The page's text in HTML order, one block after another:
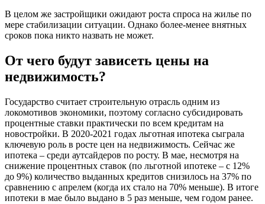
В целом же застройщики ожидают роста спроса на жилье по
мере стабилизации ситуации. Однако более-менее внятных
сроков пока никто назвать не может.
От чего будут зависеть цены на
недвижимость?
Государство считает строительную отрасль одним из
локомотивов экономики, поэтому согласно субсидировать
процентные ставки практически по всем кредитам на
новостройки. В 2020-2021 годах льготная ипотека сыграла
ключевую роль в росте цен на недвижимость. Сейчас же
ипотека – среди аутсайдеров по росту. В мае, несмотря на
снижение процентных ставок (по льготной ипотеке – с 12%
до 9%) количество выданных кредитов снизилось на 37% по
сравнению с апрелем (когда их стало на 70% меньше). В итоге
ипотеки в мае было выдано в 5 раз меньше, чем годом ранее.